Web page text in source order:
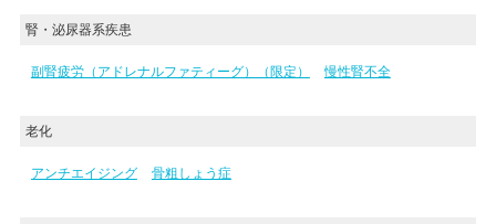
腎・泌尿器系疾患
副腎疲労（アドレナルファティーグ）（限定） 慢性腎不全
老化
アンチエイジング 骨粗しょう症